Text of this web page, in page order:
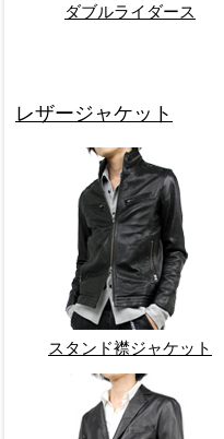
ダブルライダース
レザージャケット
スタンド襟ジャケット